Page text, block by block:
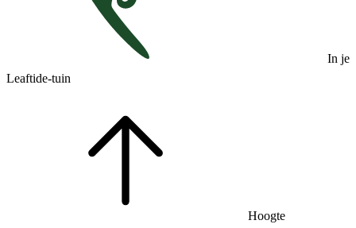
In je
Leaftide-tuin
Hoogte